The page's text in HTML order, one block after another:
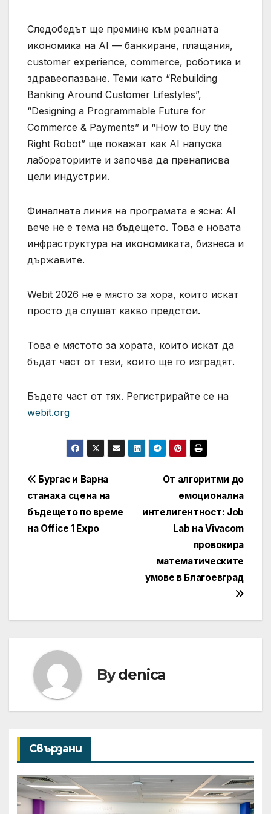
Следобедът ще премине към реалната
икономика на AI — банкиране, плащания,
customer experience, commerce, роботика и
здравеопазване. Теми като “Rebuilding
Banking Around Customer Lifestyles”,
“Designing a Programmable Future for
Commerce & Payments” и “How to Buy the
Right Robot” ще покажат как AI напуска
лабораториите и започва да пренаписва
цели индустрии.
Финалната линия на програмата е ясна: AI
вече не е тема на бъдещето. Това е новата
инфраструктура на икономиката, бизнеса и
държавите.
Webit 2026 не е място за хора, които искат
просто да слушат какво предстои.
Това е мястото за хората, които искат да
бъдат част от тези, които ще го изградят.
Бъдете част от тях. Регистрирайте се на
webit.org
Навигация
От алгоритми до
емоционална
интелигентност: Job
Lab на Vivacom
провокира
математическите
умове в Благоевград
Бургас и Варна
станаха сцена на
бъдещето по време
на Office 1 Expo
Bydenica
Свързани